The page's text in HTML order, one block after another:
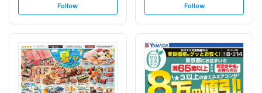
s
t
l
o
w
Follow
s
t
l
o
w
Follow